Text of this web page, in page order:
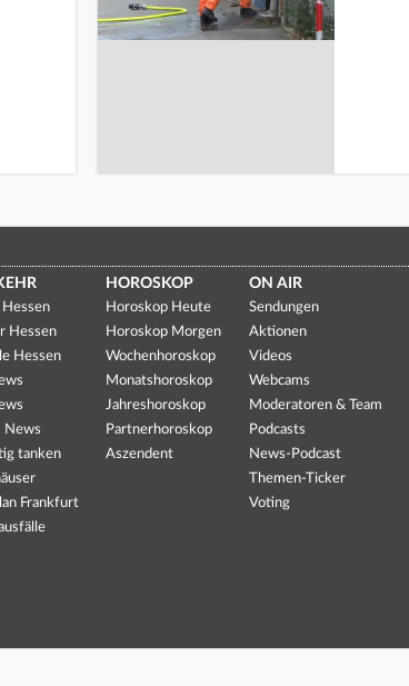
Hessen
Hessen
Hessen
News
tanken
Frankfurt
HOROSKOP
Horoskop Heute
Horoskop Morgen
Wochenhoroskop
Monatshoroskop
Jahreshoroskop
Partnerhoroskop
Aszendent
ON AIR
Sendungen
Aktionen
Videos
Webcams
Moderatoren & Team
Podcasts
News-Podcast
Themen-Ticker
Voting